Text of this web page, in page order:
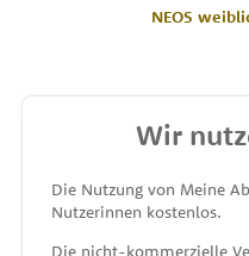
NEOS
MEINE
Wir
Die Nutzung von Meine
Nutzerinnen kostenlos.
Die nicht-kommerzielle